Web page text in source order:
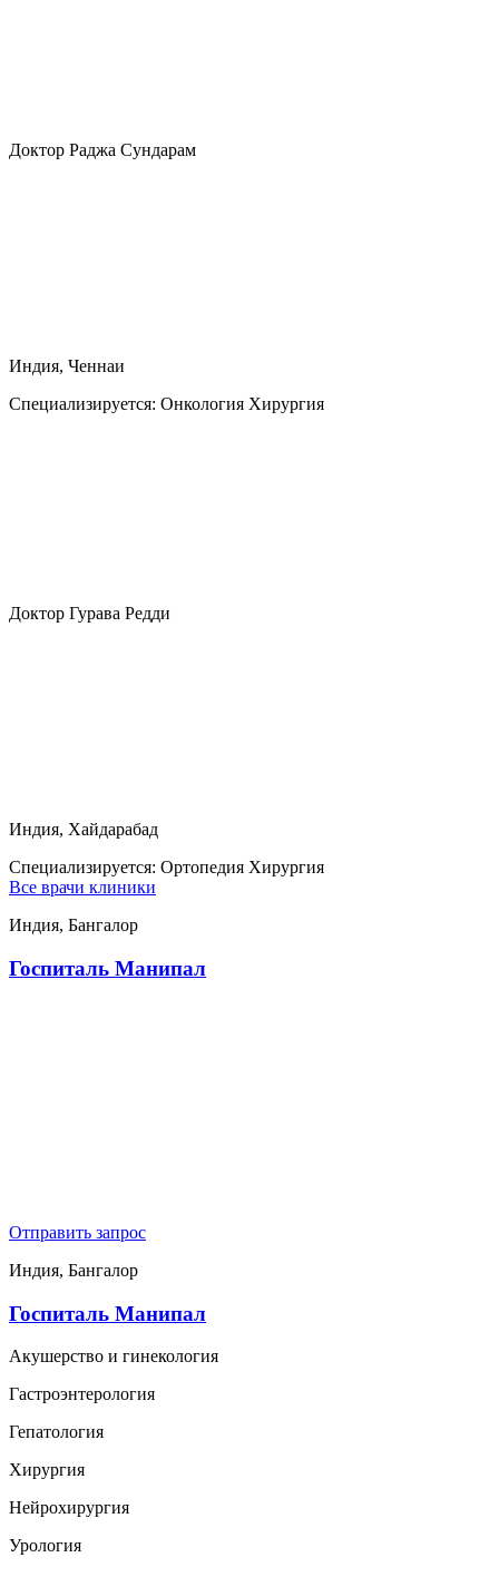
Доктор Раджа Сундарам
Индия, Ченнаи
Специализируется: Онкология Хирургия
Доктор Гурава Редди
Индия, Хайдарабад
Специализируется: Ортопедия Хирургия
Все врачи клиники
Индия, Бангалор
Госпиталь Манипал
Отправить запрос
Индия, Бангалор
Госпиталь Манипал
Акушерство и гинекология
Гастроэнтерология
Гепатология
Хирургия
Нейрохирургия
Урология